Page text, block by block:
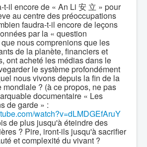
t-il encore de « An Li 安 立 » pour
au centre des préoccupations
faudra-t-il encore de leçons
par la « question
nous comprenions que les
de la planète, financiers et
ont acheté les médias dans le
le système profondément
nous vivons depuis la fin de la
mondiale ? (à ce propos, ne pas
documentaire « Les
de garde » :
watch?v=dLMDGEfAruY
de plus jusqu'à éteindre des
? Pire, iront-ils jusqu'à sacrifier
et complexité du vivant ?